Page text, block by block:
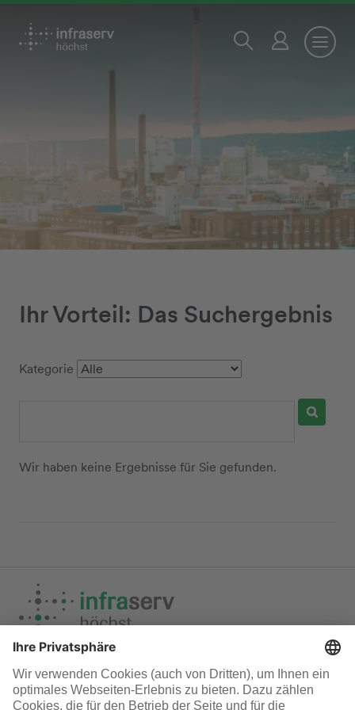
Ihr Vorteil: Das Suchergebnis
Kategorie
Wir haben keine Ergebnisse für Sie gefunden.